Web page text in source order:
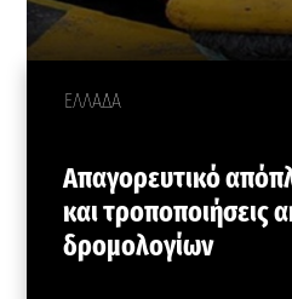
ΕΛΛΑΔΑ
Απαγορευτικό
και τροποποιήσεις
δρομολογίων